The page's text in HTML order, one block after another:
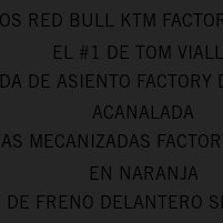
RED BULL KTM
EL #1 DE TOM
DE ASIENTO FACTORY
ACANALADA
MECANIZADAS
EN NARANJA
DE FRENO DELANTERO